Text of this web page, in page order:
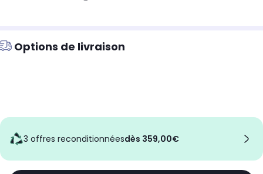
Options de livraison
3 offres reconditionnées dès 359,00€